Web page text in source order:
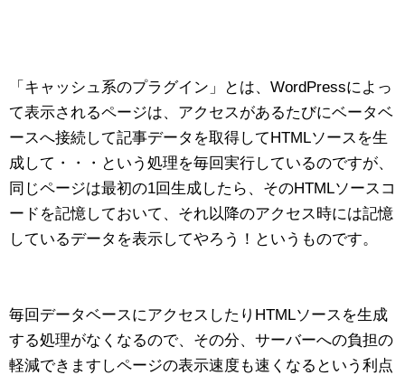
「キャッシュ系のプラグイン」とは、WordPressによっ
て表示されるページは、アクセスがあるたびにベータベ
ースへ接続して記事データを取得してHTMLソースを生
成して・・・という処理を毎回実行しているのですが、
同じページは最初の1回生成したら、そのHTMLソースコ
ードを記憶しておいて、それ以降のアクセス時には記憶
しているデータを表示してやろう！というものです。
毎回データベースにアクセスしたりHTMLソースを生成
する処理がなくなるので、その分、サーバーへの負担の
軽減できますしページの表示速度も速くなるという利点